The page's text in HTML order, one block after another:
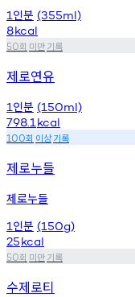
1 인분 (355ml)
8kcal
50회 미만기록
제로연유
1 인분 (150ml)
798.1 kcal
100회 이상기록
제로누들
제로누들
1 인분 (150g)
25kcal
50회 미만기록
수제로티